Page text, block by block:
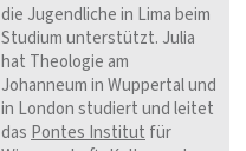
die Jugendliche in Lima beim
Studium unterstützt. Julia
hat Theologie am
Johanneum in Wuppertal und
in London studiert und leitet
das Pontes Institut für